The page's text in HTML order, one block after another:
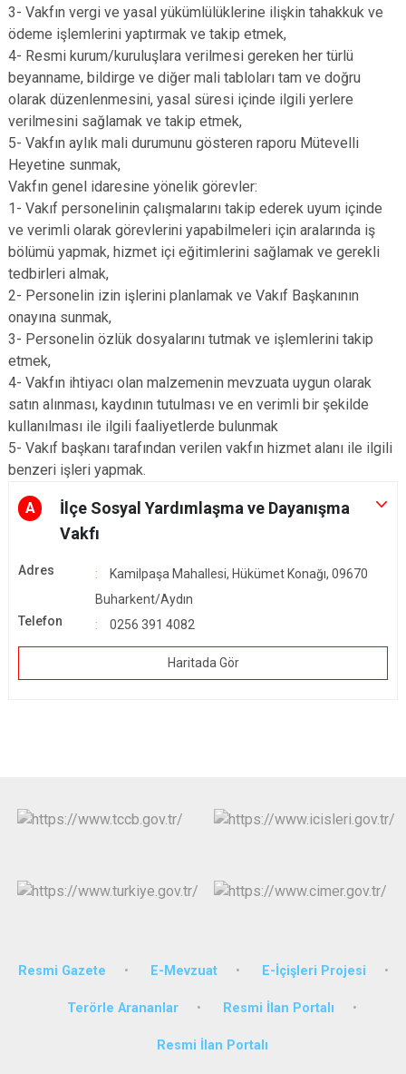
3- Vakfın vergi ve yasal yükümlülüklerine ilişkin tahakkuk ve
ödeme işlemlerini yaptırmak ve takip etmek,
4- Resmi kurum/kuruluşlara verilmesi gereken her türlü
beyanname, bildirge ve diğer mali tabloları tam ve doğru
olarak düzenlenmesini, yasal süresi içinde ilgili yerlere
verilmesini sağlamak ve takip etmek,
5- Vakfın aylık mali durumunu gösteren raporu Mütevelli
Heyetine sunmak,
Vakfın genel idaresine yönelik görevler:
1- Vakıf personelinin çalışmalarını takip ederek uyum içinde
ve verimli olarak görevlerini yapabilmeleri için aralarında iş
bölümü yapmak, hizmet içi eğitimlerini sağlamak ve gerekli
tedbirleri almak,
2- Personelin izin işlerini planlamak ve Vakıf Başkanının
onayına sunmak,
3- Personelin özlük dosyalarını tutmak ve işlemlerini takip
etmek,
4- Vakfın ihtiyacı olan malzemenin mevzuata uygun olarak
satın alınması, kaydının tutulması ve en verimli bir şekilde
kullanılması ile ilgili faaliyetlerde bulunmak
5- Vakıf başkanı tarafından verilen vakfın hizmet alanı ile ilgili
benzeri işleri yapmak.
A
İlçe Sosyal Yardımlaşma ve Dayanışma
Vakfı
Adres
Kamilpaşa Mahallesi, Hükümet Konağı, 09670
Buharkent/Aydın
Telefon
0256 391 4082
Haritada Gör
Resmi Gazete E-Mevzuat E-İçişleri Projesi
Terörle Arananlar Resmi İlan Portalı
Resmi İlan Portalı